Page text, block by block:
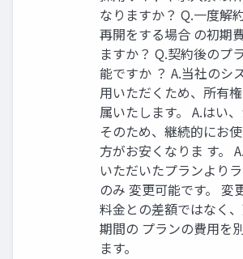
なりますか？ Q.⼀度解
再開をする場合 の初期
ますか？ Q.契約後のプ
能ですか ？ A.当社のシ
⽤いただくため、所有
属いたします。 A.はい、
そのため、継続的にお
⽅がお安くなりま す。
いただいたプランより
のみ 変更可能です。 変
料⾦との差額ではなく
期間の プランの費⽤を
ます。